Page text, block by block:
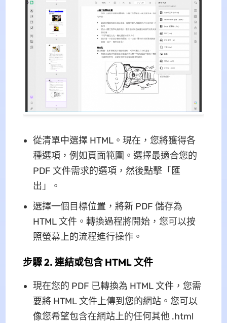
從清單中選擇 HTML。現在，您將獲得各
種選項，例如頁面範圍。選擇最適合您的
PDF 文件需求的選項，然後點擊「匯
出」。
選擇一個目標位置，將新 PDF 儲存為
HTML 文件。轉換過程將開始，您可以按
照螢幕上的流程進行操作。
步驟 2. 連結或包含 HTML 文件
現在您的 PDF 已轉換為 HTML 文件，您需
要將 HTML 文件上傳到您的網站。您可以
像您希望包含在網站上的任何其他 .html